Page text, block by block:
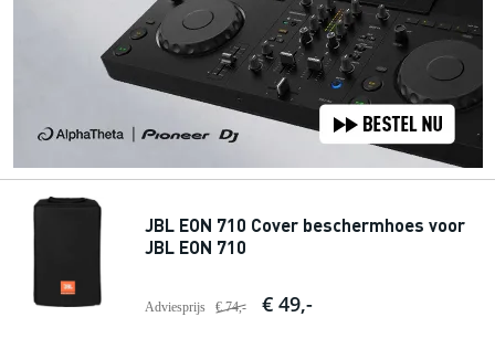
JBL EON 710 Cover beschermhoes voor
JBL EON 710
Adviesprijs € 74,- € 49,-